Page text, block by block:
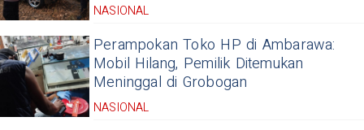
NASIONAL
Perampokan Toko HP di Ambarawa:
Mobil Hilang, Pemilik Ditemukan
Meninggal di Grobogan
NASIONAL